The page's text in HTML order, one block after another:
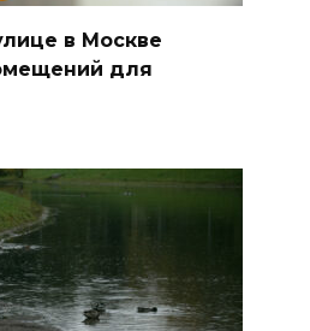
в Москве
для